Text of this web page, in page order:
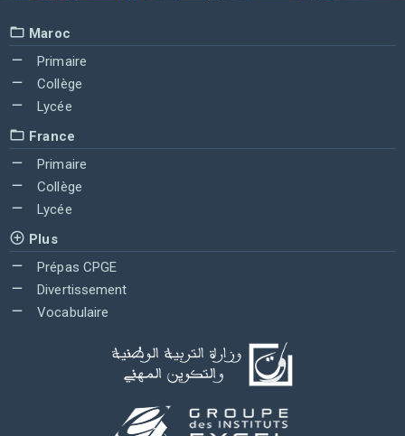
Maroc
Primaire
Collège
Lycée
France
Primaire
Collège
Lycée
Plus
Prépas CPGE
Divertissement
Vocabulaire